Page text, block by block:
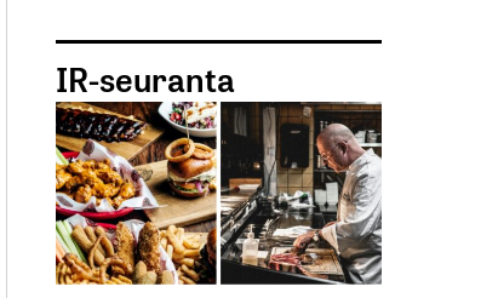
IR-seuranta